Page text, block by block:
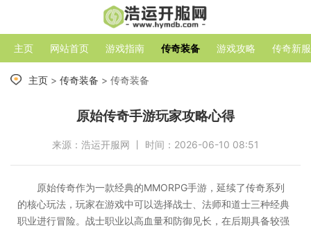
主页 网站首页 游戏指南 传奇装备 游戏攻略 传奇新
主页 > 传奇装备 > 传奇装备
原始传奇手游玩家攻略心得
来源：浩运开服网 丨 时间：2026-06-10 08:51
原始传奇作为一款经典的MMORPG手游，延续了传奇系列
的核心玩法，玩家在游戏中可以选择战士、法师和道士三种经典
职业进行冒险。战士职业以高血量和防御见长，在后期具备较强